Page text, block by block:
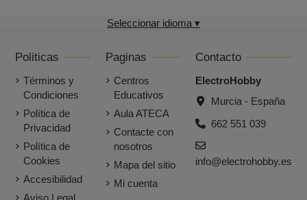
Seleccionar idioma ▾
Politicas
Términos y
Condiciones
Política de
Privacidad
Política de
Cookies
Accesibilidad
Paginas
Centros
Educativos
Aula ATECA
Contacte con
nosotros
Mapa del sitio
Mi cuenta
Contacto
ElectroHobby
Murcia - España
662 551 039
info@electrohobby.es